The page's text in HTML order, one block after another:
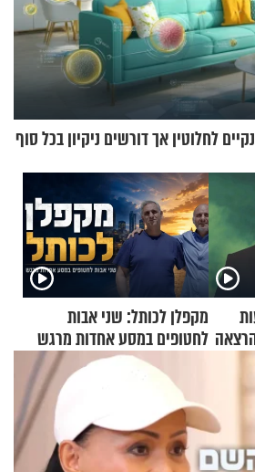
לחלוטין אך דורשים ניקיון בכל סוף
מקפלן לכותל: שני אבות
לחטופים במסע אחדות מרגש